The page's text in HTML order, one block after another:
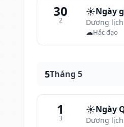
30
2
☀️Ngày
Dương
☁Hắc đạo
5Tháng 5
1
3
☀️Ngày
Dương